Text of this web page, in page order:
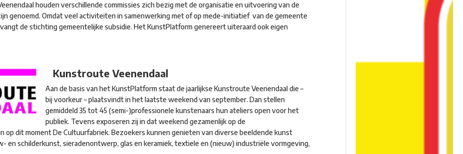
houden verschillende commissies zich bezig met de organisatie en uitvoering van de
genoemd. Omdat veel activiteiten in samenwerking met of op mede-initiatief van de gemeente
de stichting gemeentelijke subsidie. Het KunstPlatform genereert uiteraard ook eigen
Kunstroute Veenendaal
Aan de basis van het KunstPlatform staat de jaarlijkse Kunstroute Veenendaal die –
bij voorkeur – plaatsvindt in het laatste weekend van september. Dan stellen
gemiddeld 35 tot 45 (semi-)professionele kunstenaars hun ateliers open voor het
publiek. Tevens exposeren zij in dat weekend gezamenlijk op de
dit moment De Cultuurfabriek. Bezoekers kunnen genieten van diverse beeldende kunst
en schilderkunst, sieradenontwerp, glas en keramiek, textiele en (nieuw) industriële vormgeving,